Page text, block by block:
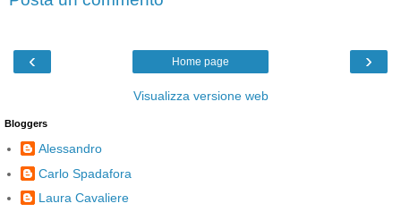
‹ ›
Home page
Visualizza versione web
Bloggers
Alessandro
Carlo Spadafora
Laura Cavaliere